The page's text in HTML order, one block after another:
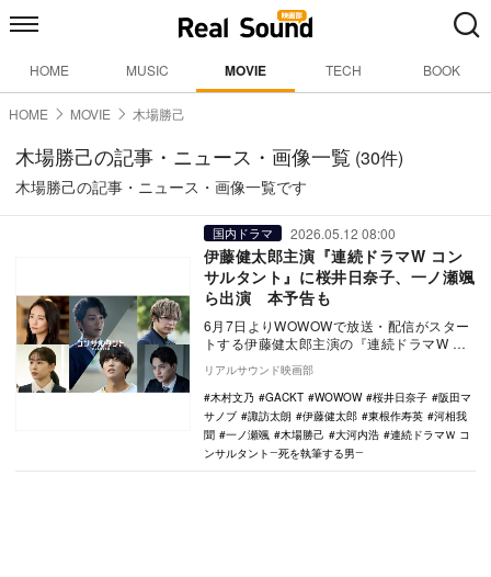
HOME MUSIC MOVIE TECH BOOK
HOME MOVIE 木場勝己
木場勝己の記事・ニュース・画像一覧 (30件)
木場勝己の記事・ニュース・画像一覧です
国内ドラマ 2026.05.12 08:00
伊藤健太郎主演『連続ドラマW コン
サルタント』に桜井日奈子、一ノ瀬颯
ら出演 本予告も
6月7日よりWOWOWで放送・配信がスター
トする伊藤健太郎主演の『連続ドラマW コ
ンサルタント―死を執筆する男―』に桜井日
奈子、…
リアルサウンド映画部
木村文乃
GACKT WOWOW 桜井日奈子
阪田マ
サノブ
諏訪太朗 伊藤健太郎 東根作寿英
河相我
聞
一ノ瀬颯 木場勝己 大河内浩
連続ドラマＷ コ
ンサルタント―死を執筆する男―